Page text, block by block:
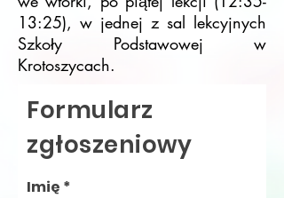
13:25), w jednej z sal lekcyjnych
Szkoły Podstawowej w
Krotoszycach.
Formularz
zgłoszeniowy
Imię